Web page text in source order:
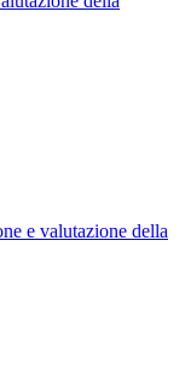
e valutazione della